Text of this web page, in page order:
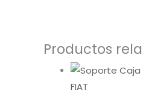
Productos
FIAT